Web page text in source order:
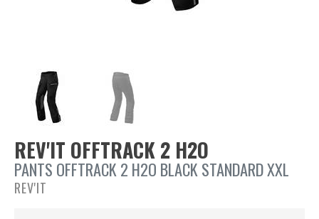
REV'IT OFFTRACK 2 H2O
PANTS OFFTRACK 2 H2O BLACK STANDARD XXL
REV'IT